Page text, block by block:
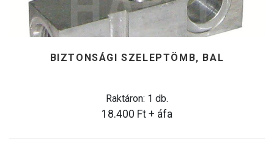
BIZTONSÁGI SZELEPTÖMB, BAL
Raktáron: 1 db.
18.400 Ft + áfa